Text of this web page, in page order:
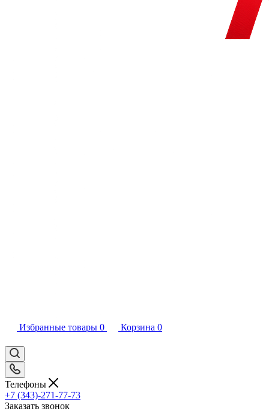
Избранные товары 0 Корзина 0
Телефоны
+7 (343)-271-77-73
Заказать звонок